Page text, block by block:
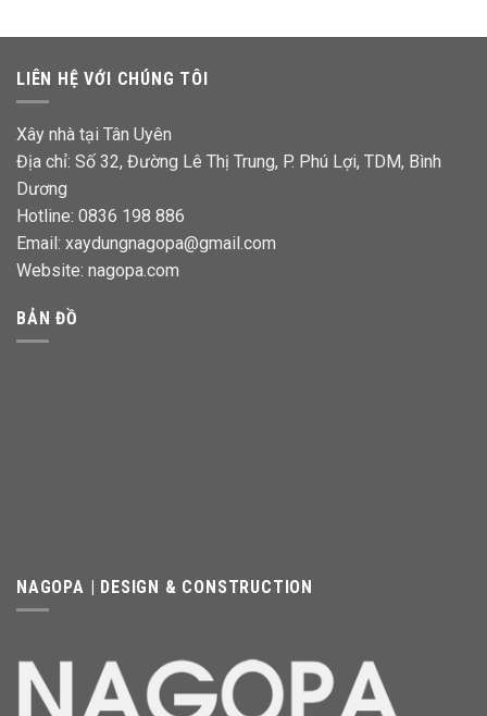
LIÊN HỆ VỚI CHÚNG TÔI
Xây nhà tại Tân Uyên
Địa chỉ: Số 32, Đường Lê Thị Trung, P. Phú Lợi, TDM, Bình
Dương
Hotline: 0836 198 886
Email: xaydungnagopa@gmail.com
Website: nagopa.com
BẢN ĐỒ
NAGOPA | DESIGN & CONSTRUCTION